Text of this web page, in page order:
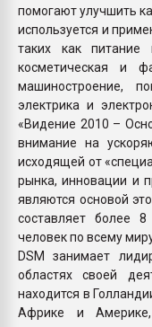
помогают улучшить
используется и
таких как
косметическая и
машиностроение,
электрика и
«Видение 2010 –
внимание на
исходящей от
рынка, инновации и
являются основой
составляет более
человек по всему
DSM занимает
областях своей
находится в
Африке и